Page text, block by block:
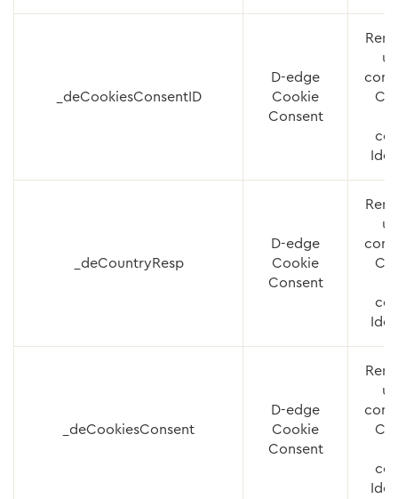
_deCookiesConsentID
D-edge
Cookie
Consent
_deCountryResp
D-edge
Cookie
Consent
_deCookiesConsent
D-edge
Cookie
Consent